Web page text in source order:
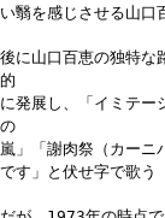
い翳を感じさせる山口
後に山口百恵の独特な
的
に発展し、「イミテー
の
嵐」「謝肉祭（カーニ
です」と伏せ字で歌う